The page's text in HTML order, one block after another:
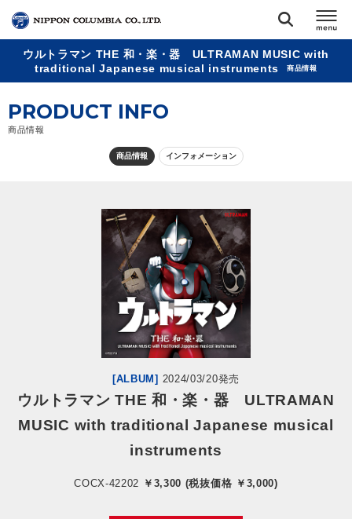
閉じる
TOP
リリース
サイトマップ
お問い合わせ
ウルトラマン THE 和・楽・器 ULTRAMAN MUSIC with
traditional Japanese musical instruments
商品情報
PRODUCT INFO
商品情報
商品情報 インフォメーション
[ALBUM] 2024/03/20発売
ウルトラマン THE 和・楽・器 ULTRAMAN
MUSIC with traditional Japanese musical
instruments
COCX-42202 ￥3,300 (税抜価格 ￥3,000)